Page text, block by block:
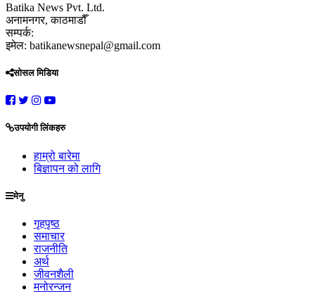
Batika News Pvt. Ltd.
अनामनगर, काठमाडौँ
सम्पर्क:
इमेल: batikanewsnepal@gmail.com
सोसल मिडिया
उपयोगी लिंकहरु
हाम्रो बारेमा
बिज्ञापन को लागि
मेनु
गृहपृष्ठ
समाचार
राजनीति
अर्थ
जीवनशैली
मनोरन्जन